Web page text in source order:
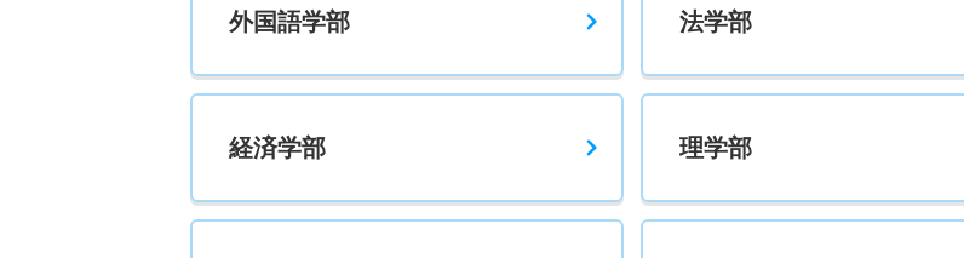
環境・エネルギー工学科 推薦 学校推薦型共テ
8人 3.40倍 5.30倍 24人 24人 7人
外国語学部 法学部
経済学部 理学部